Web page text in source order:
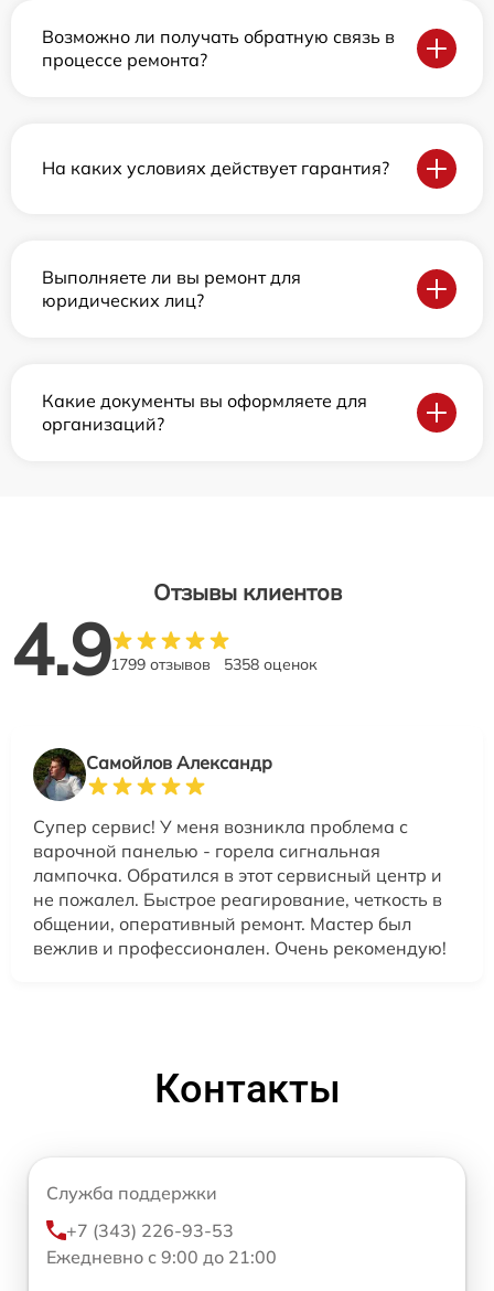
Возможно ли получать обратную связь в
процессе ремонта?
На каких условиях действует гарантия?
Выполняете ли вы ремонт для
юридических лиц?
Какие документы вы оформляете для
организаций?
Отзывы клиентов
4.91799 отзывов 5358 оценок
Самойлов Александр
Супер сервис! У меня возникла проблема с
варочной панелью - горела сигнальная
лампочка. Обратился в этот сервисный центр и
не пожалел. Быстрое реагирование, четкость в
общении, оперативный ремонт. Мастер был
вежлив и профессионален. Очень рекомендую!
Контакты
Служба поддержки
+7 (343) 226-93-53
Ежедневно с 9:00 до 21:00